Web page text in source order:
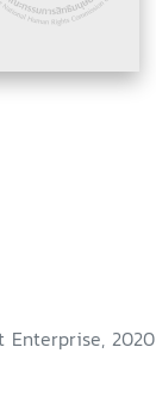
Enterprise, 2020